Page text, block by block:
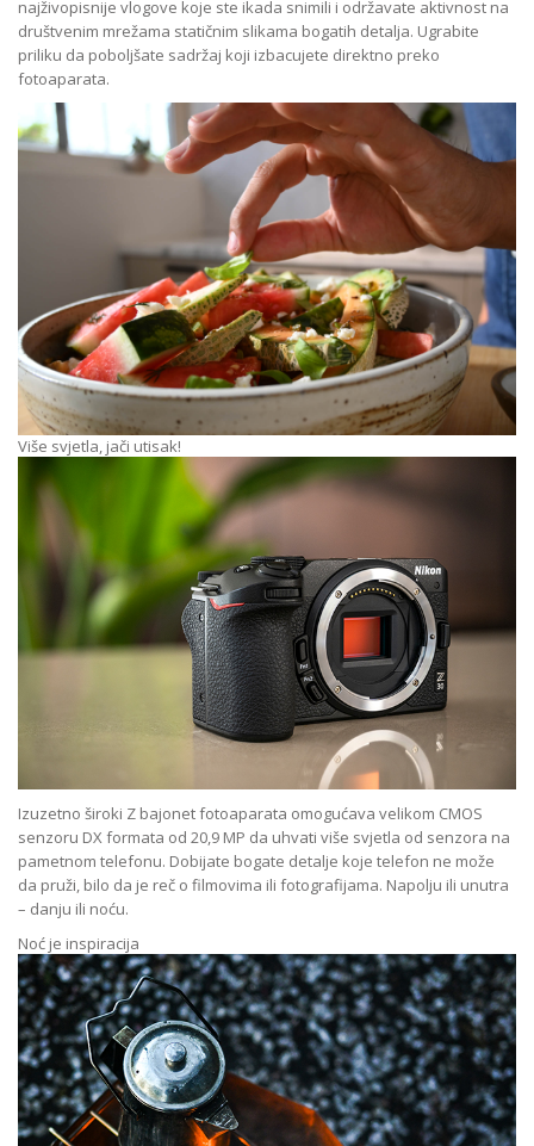
najživopisnije vlogove koje ste ikada snimili i održavate aktivnost na
društvenim mrežama statičnim slikama bogatih detalja. Ugrabite
priliku da poboljšate sadržaj koji izbacujete direktno preko
fotoaparata.
Više svjetla, jači utisak!
Izuzetno široki Z bajonet fotoaparata omogućava velikom CMOS
senzoru DX formata od 20,9 MP da uhvati više svjetla od senzora na
pametnom telefonu. Dobijate bogate detalje koje telefon ne može
da pruži, bilo da je reč o filmovima ili fotografijama. Napolju ili unutra
– danju ili noću.
Noć je inspiracija